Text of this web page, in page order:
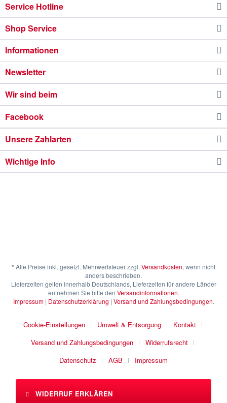
Service Hotline
Shop Service
Informationen
Newsletter
Wir sind beim
Facebook
Unsere Zahlarten
Wichtige Info
* Alle Preise inkl. gesetzl. Mehrwertsteuer zzgl. Versandkosten, wenn nicht
anders beschrieben.
Lieferzeiten gelten innerhalb Deutschlands, Lieferzeiten für andere Länder
entnehmen Sie bitte den Versandinformationen.
Impressum| Datenschutzerklärung | Versand und Zahlungsbedingungen.
Cookie-Einstellungen Umwelt & Entsorgung
Kontakt
Versand und Zahlungsbedingungen
Widerrufsrecht
Datenschutz
AGB Impressum
WIDERRUF ERKLÄREN